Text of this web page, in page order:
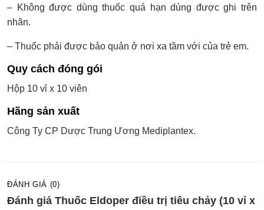
– Không được dùng thuốc quá hạn dùng được ghi trên
nhãn.
– Thuốc phải được bảo quản ở nơi xa tầm với của trẻ em.
Quy cách đóng gói
Hộp 10 vỉ x 10 viên
Hãng sản xuất
Công Ty CP Dược Trung Ương Mediplantex.
ĐÁNH GIÁ (0)
Đánh giá Thuốc Eldoper điều trị tiêu chảy (10 vỉ x